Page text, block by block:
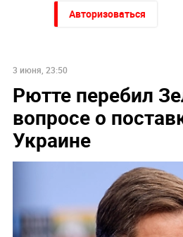
Авторизоваться
3 июня, 23:50
Рютте перебил
вопросе о
Украине